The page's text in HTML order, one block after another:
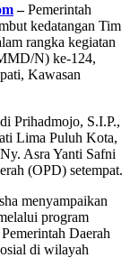
–Pemerintah
kedatangan Tim
rangka kegiatan
N) ke-124,
Kawasan
Prihadmojo, S.I.P.,
Lima Puluh Kota,
Asra Yanti Safni
(OPD) setempat.
menyampaikan
program
Daerah
di wilayah